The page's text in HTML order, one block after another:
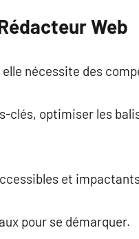
Web
nécessite des
clés, optimiser les
et
pour se démarquer.